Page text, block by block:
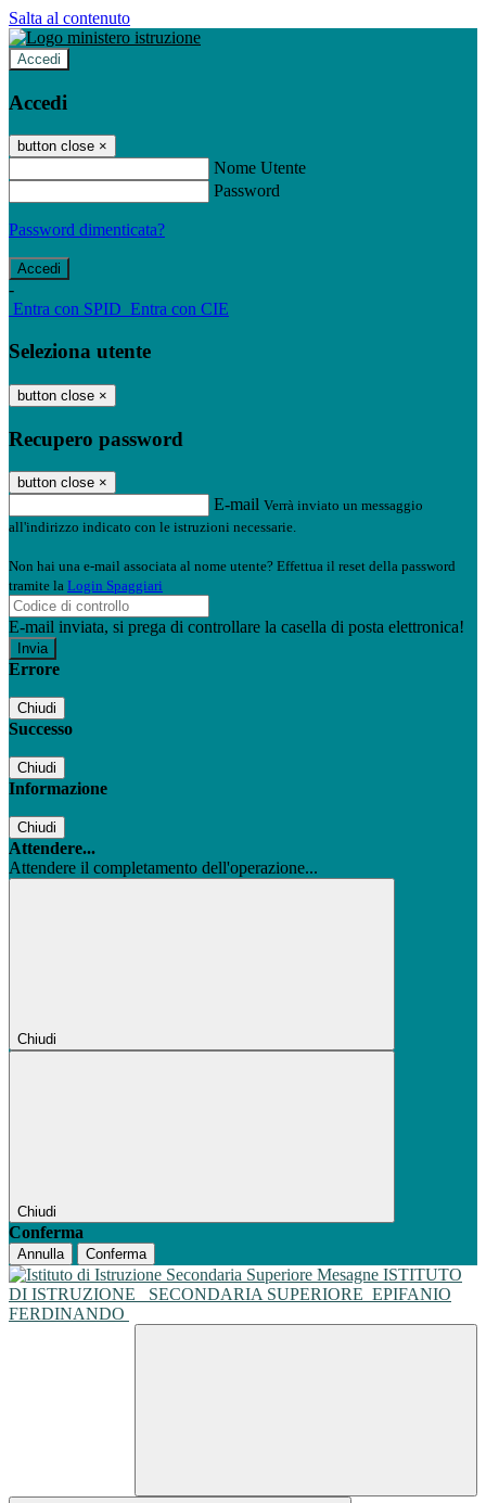
Salta al contenuto
Accedi
Accedi
button close ×
Nome Utente
Password
Password dimenticata?
-
Entra con SPID Entra con CIE
Seleziona utente
button close ×
Recupero password
button close ×
E-mail Verrà inviato un messaggio
all'indirizzo indicato con le istruzioni necessarie.
Non hai una e-mail associata al nome utente? Effettua il reset della password
tramite la Login Spaggiari
E-mail inviata, si prega di controllare la casella di posta elettronica!
Errore
Chiudi
Successo
Chiudi
Informazione
Chiudi
Attendere...
Attendere il completamento dell'operazione...
Chiudi
Chiudi
Conferma
Annulla Conferma
ISTITUTO
DI ISTRUZIONE
SECONDARIA SUPERIORE EPIFANIO
FERDINANDO